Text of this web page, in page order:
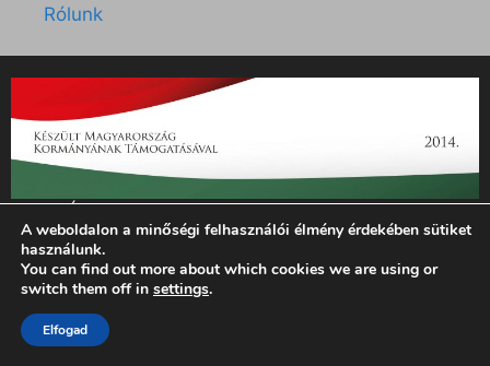
Rólunk
„Az Új Ember katolikus hetilap 2014. évi működésének
támogatását az EGYH-KCP-14-P-0121 sz. támogatási
szerződés keretében 3 000 000 Ft összegben támogatta az
Emberi Erőforrások Minisztériuma.”
© 2026 Magyar Kurír - Új Ember
A weboldalon a minőségi felhasználói élmény érdekében sütiket
használunk.
You can find out more about which cookies we are using or
switch them off in settings.
Elfogad